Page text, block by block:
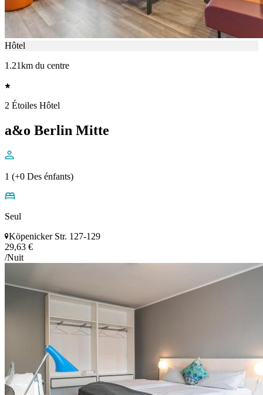
Hôtel
1.21km du centre
2 Étoiles Hôtel
a&o Berlin Mitte
1 (+0 Des énfants)
Seul
Köpenicker Str. 127-129
29,63 €
/Nuit